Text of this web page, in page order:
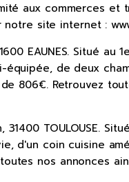
aux commerces et
site internet :
EAUNES. Situé au
de deux
806€. Retrouvez
TOULOUSE.
d'un coin cuisine
nos annonces